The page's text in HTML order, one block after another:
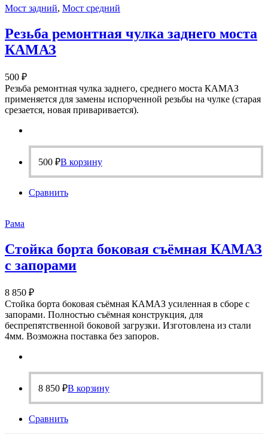
Мост задний, Мост средний
Резьба ремонтная чулка заднего моста
КАМАЗ
500 ₽
Резьба ремонтная чулка заднего, среднего моста КАМАЗ
применяется для замены испорченной резьбы на чулке (старая
срезается, новая приваривается).
500 ₽В корзину
Сравнить
Рама
Стойка борта боковая съёмная КАМАЗ
с запорами
8 850 ₽
Стойка борта боковая съёмная КАМАЗ усиленная в сборе с
запорами. Полностью съёмная конструкция, для
беспрепятственной боковой загрузки. Изготовлена из стали
4мм. Возможна поставка без запоров.
8 850 ₽В корзину
Сравнить